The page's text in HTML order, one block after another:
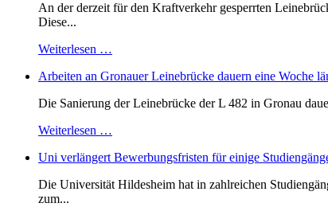
An der derzeit für den Kraftverkehr gesperrten
Diese...
Weiterlesen …
Arbeiten an Gronauer Leinebrücke dauern eine Woche
Die Sanierung der Leinebrücke der L 482 in Gronau
Weiterlesen …
Uni verlängert Bewerbungsfristen für einige
Die Universität Hildesheim hat in zahlreichen
zum...